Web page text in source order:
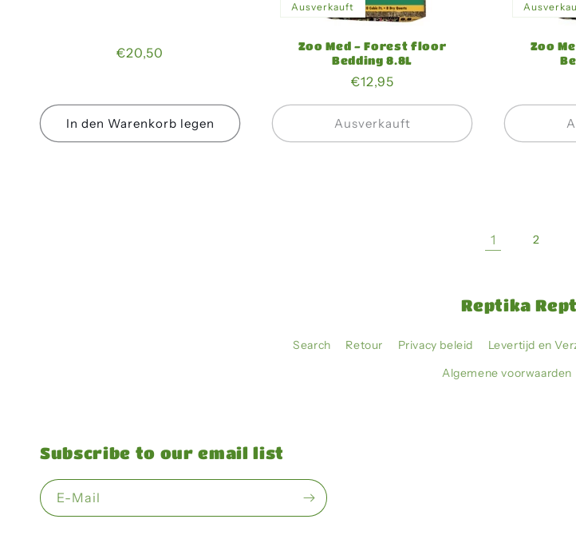
Normaler
€20,50
In den Warenkorb legen
Ausverkauft
Zoo Med - Forest floor
Bedding 8.8L
Normaler
Preis
€12,95
Ausverkauft
Zoo
1 2
Reptika
Search Retour Privacy beleid Levertijd en
Algemene voorwaarden
Subscribe to our email list
E-Mail